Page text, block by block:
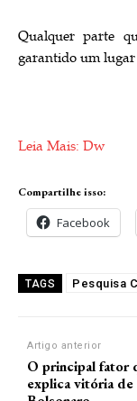
Qualquer parte
garantido um lugar
Leia Mais: Dw
Compartilhe isso:
Facebook
TAGS Pesquisa
Artigo anterior
O principal fator
explica vitória de